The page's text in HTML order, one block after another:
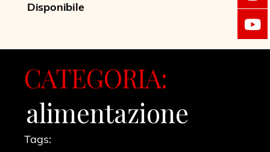
Disponibile
CATEGORIA:
alimentazione
Tags: